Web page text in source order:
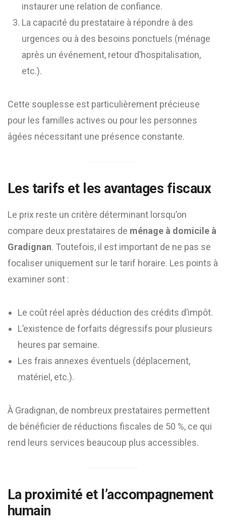
instaurer une relation de confiance.
La capacité du prestataire à répondre à des
urgences ou à des besoins ponctuels (ménage
après un événement, retour d’hospitalisation,
etc.).
Cette souplesse est particulièrement précieuse
pour les familles actives ou pour les personnes
âgées nécessitant une présence constante.
Les tarifs et les avantages fiscaux
Le prix reste un critère déterminant lorsqu’on
compare deux prestataires de ménage à domicile à
Gradignan. Toutefois, il est important de ne pas se
focaliser uniquement sur le tarif horaire. Les points à
examiner sont :
Le coût réel après déduction des crédits d’impôt.
L’existence de forfaits dégressifs pour plusieurs
heures par semaine.
Les frais annexes éventuels (déplacement,
matériel, etc.).
À Gradignan, de nombreux prestataires permettent
de bénéficier de réductions fiscales de 50 %, ce qui
rend leurs services beaucoup plus accessibles.
La proximité et l’accompagnement
humain